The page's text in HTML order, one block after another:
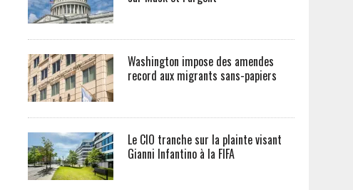
Washington impose des amendes
record aux migrants sans-papiers
Le CIO tranche sur la plainte visant
Gianni Infantino à la FIFA